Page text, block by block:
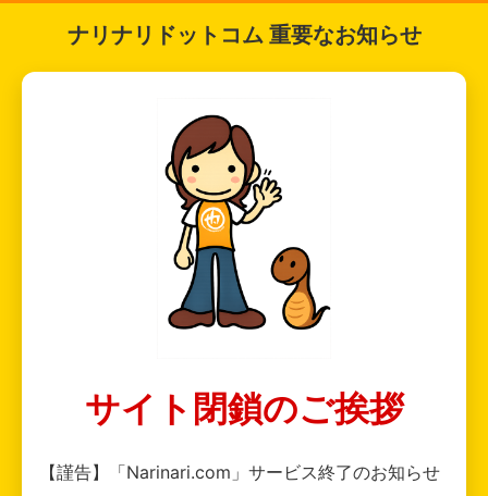
ナリナリドットコム 重要なお知らせ
サイト閉鎖のご挨拶
【謹告】「Narinari.com」サービス終了のお知らせ